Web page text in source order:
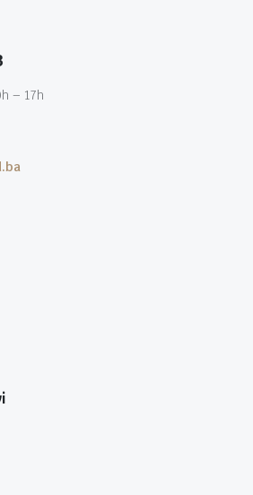
– 17h